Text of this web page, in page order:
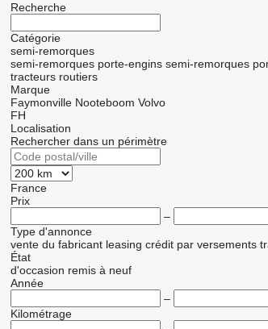
Recherche
Catégorie
semi-remorques
semi-remorques porte-engins semi-remorques
tracteurs routiers
Marque
Faymonville Nooteboom Volvo
FH
Localisation
Rechercher dans un périmètre
France
Prix
–
Type d'annonce
vente du fabricant leasing crédit par versements
État
d'occasion remis à neuf
Année
–
Kilométrage